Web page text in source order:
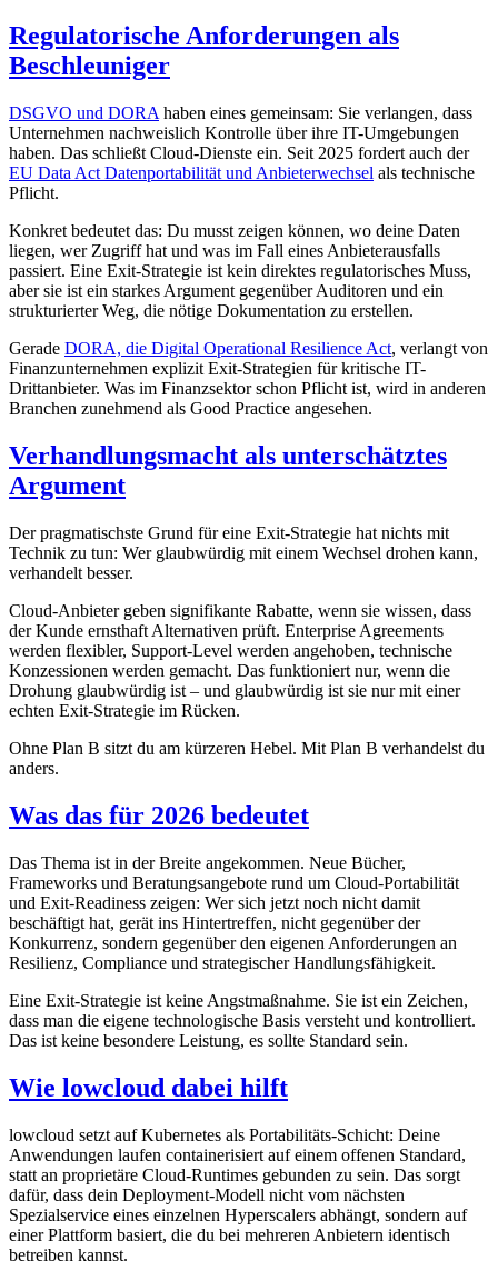
Regulatorische Anforderungen als
Beschleuniger
DSGVO und DORA haben eines gemeinsam: Sie verlangen, dass
Unternehmen nachweislich Kontrolle über ihre IT-Umgebungen
haben. Das schließt Cloud-Dienste ein. Seit 2025 fordert auch der
EU Data Act Datenportabilität und Anbieterwechsel als technische
Pflicht.
Konkret bedeutet das: Du musst zeigen können, wo deine Daten
liegen, wer Zugriff hat und was im Fall eines Anbieterausfalls
passiert. Eine Exit-Strategie ist kein direktes regulatorisches Muss,
aber sie ist ein starkes Argument gegenüber Auditoren und ein
strukturierter Weg, die nötige Dokumentation zu erstellen.
Gerade DORA, die Digital Operational Resilience Act, verlangt von
Finanzunternehmen explizit Exit-Strategien für kritische IT-
Drittanbieter. Was im Finanzsektor schon Pflicht ist, wird in anderen
Branchen zunehmend als Good Practice angesehen.
Verhandlungsmacht als unterschätztes
Argument
Der pragmatischste Grund für eine Exit-Strategie hat nichts mit
Technik zu tun: Wer glaubwürdig mit einem Wechsel drohen kann,
verhandelt besser.
Cloud-Anbieter geben signifikante Rabatte, wenn sie wissen, dass
der Kunde ernsthaft Alternativen prüft. Enterprise Agreements
werden flexibler, Support-Level werden angehoben, technische
Konzessionen werden gemacht. Das funktioniert nur, wenn die
Drohung glaubwürdig ist – und glaubwürdig ist sie nur mit einer
echten Exit-Strategie im Rücken.
Ohne Plan B sitzt du am kürzeren Hebel. Mit Plan B verhandelst du
anders.
Was das für 2026 bedeutet
Das Thema ist in der Breite angekommen. Neue Bücher,
Frameworks und Beratungsangebote rund um Cloud-Portabilität
und Exit-Readiness zeigen: Wer sich jetzt noch nicht damit
beschäftigt hat, gerät ins Hintertreffen, nicht gegenüber der
Konkurrenz, sondern gegenüber den eigenen Anforderungen an
Resilienz, Compliance und strategischer Handlungsfähigkeit.
Eine Exit-Strategie ist keine Angstmaßnahme. Sie ist ein Zeichen,
dass man die eigene technologische Basis versteht und kontrolliert.
Das ist keine besondere Leistung, es sollte Standard sein.
Wie lowcloud dabei hilft
lowcloud setzt auf Kubernetes als Portabilitäts-Schicht: Deine
Anwendungen laufen containerisiert auf einem offenen Standard,
statt an proprietäre Cloud-Runtimes gebunden zu sein. Das sorgt
dafür, dass dein Deployment-Modell nicht vom nächsten
Spezialservice eines einzelnen Hyperscalers abhängt, sondern auf
einer Plattform basiert, die du bei mehreren Anbietern identisch
betreiben kannst.